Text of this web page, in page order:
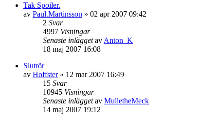
Tak Spoiler.
av Paul.Martinsson » 02 apr 2007 09:42
2 Svar
4997 Visningar
Senaste inläggetav Anton_K
18 maj 2007 16:08
Slutrör
av Hoffster» 12 mar 2007 16:49
15 Svar
10945 Visningar
Senaste inläggetav MulletheMeck
14 maj 2007 19:12